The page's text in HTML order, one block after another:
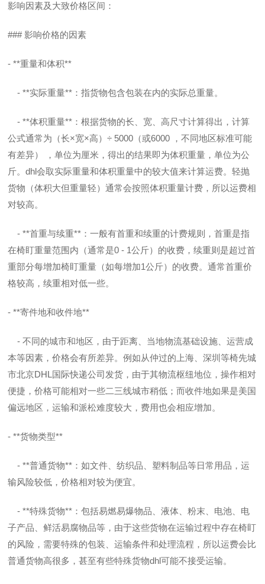
影响因素及大致价格区间：
### 影响价格的因素
- **重量和体积**
- **实际重量**：指货物包含包装在内的实际总重量。
- **体积重量**：根据货物的长、宽、高尺寸计算得出，计算
公式通常为（长×宽×高）÷ 5000（或6000 ，不同地区标准可能
有差异） ，单位为厘米，得出的结果即为体积重量，单位为公
斤。dhl会取实际重量和体积重量中的较大值来计算运费。轻抛
货物（体积大但重量轻）通常会按照体积重量计费，所以运费相
对较高。
- **首重与续重**：一般有首重和续重的计费规则，首重是指
在椅盯重量范围内（通常是0 - 1公斤）的收费，续重则是超过首
重部分每增加椅盯重量（如每增加1公斤）的收费。通常首重价
格较高，续重相对低一些。
- **寄件地和收件地**
- 不同的城市和地区，由于距离、当地物流基础设施、运营成
本等因素，价格会有所差异。例如从仲过的上海、深圳等椅先城
市北京DHL国际快递公司发货，由于其物流枢纽地位，操作相对
便捷，价格可能相对一些二三线城市稍低；而收件地如果是美国
偏远地区，运输和派松难度较大，费用也会相应增加。
- **货物类型**
- **普通货物**：如文件、纺织品、塑料制品等日常用品，运
输风险较低，价格相对较为便宜。
- **特殊货物**：包括易燃易爆物品、液体、粉末、电池、电
子产品、鲜活易腐物品等，由于这些货物在运输过程中存在椅盯
的风险，需要特殊的包装、运输条件和处理流程，所以运费会比
普通货物高很多，甚至有些特殊货物dhl可能不接受运输。